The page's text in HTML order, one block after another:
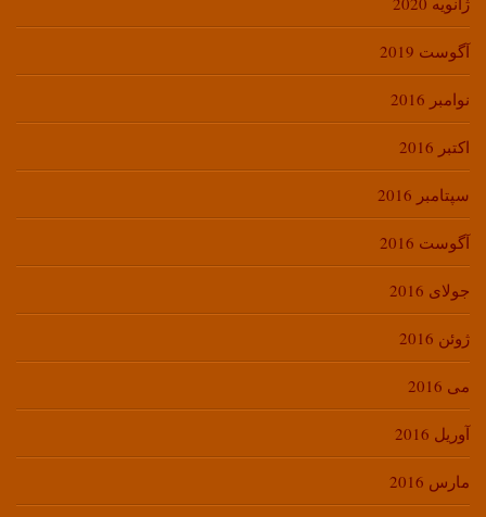
آگوست 2019
نوامبر 2016
اکتبر 2016
سپتامبر 2016
آگوست 2016
جولای 2016
ژوئن 2016
می 2016
آوریل 2016
مارس 2016